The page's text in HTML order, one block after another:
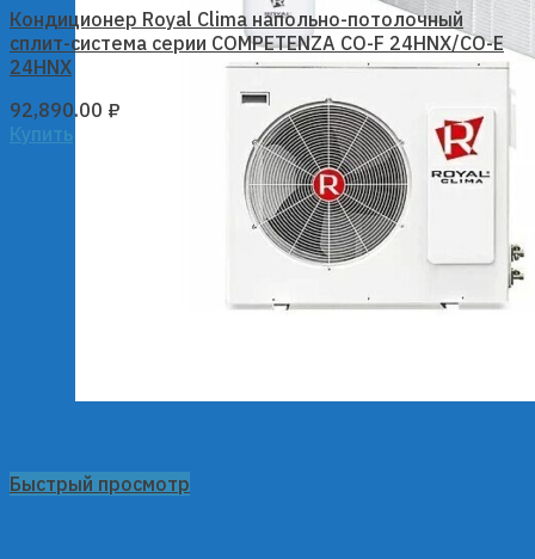
Быстрый просмотр
Кондиционер Royal Clima напольно-потолочный
сплит-система серии COMPETENZA CO-F 24HNX/CO-E
24HNX
92,890.00 ₽
Купить